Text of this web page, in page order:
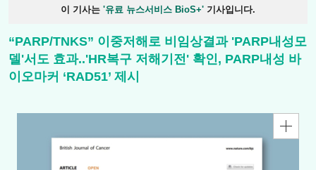
이 기사는 '유료 뉴스서비스 BioS+' 기사입니다.
“PARP/TNKS” 이중저해로 비임상결과 'PARP내성모
델'서도 효과..'HR복구 저해기전' 확인, PARP내성 바
이오마커 ‘RAD51’ 제시